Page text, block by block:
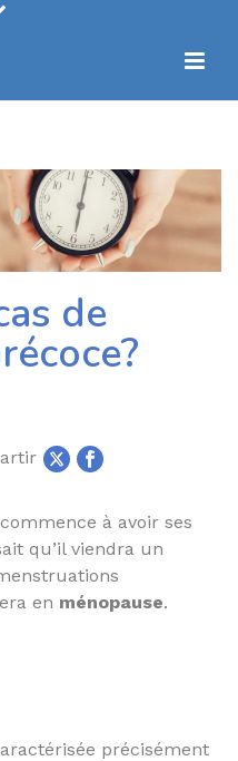
de
à avoir ses
qu’il viendra un
en ménopause.
précisément